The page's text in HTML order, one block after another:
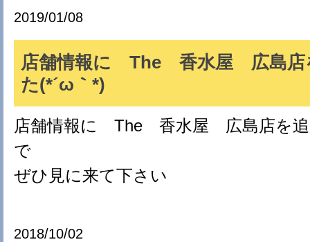
2019/01/08
店舗情報に The 香水屋 広島店
た(*´ω｀*)
店舗情報に The 香水屋 広島店を追
で
ぜひ見に来て下さい
2018/10/02